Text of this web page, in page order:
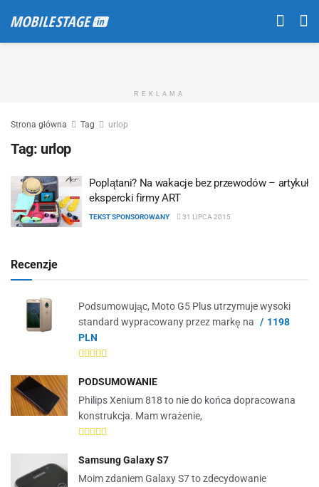
REKLAMA
Strona główna Tag urlop
Tag: urlop
Poplątani? Na wakacje bez przewodów – artykuł
ekspercki firmy ART
TEKST SPONSOROWANY 31 LIPCA 2015
Recenzje
Podsumowując, Moto G5 Plus utrzymuje wysoki
standard wypracowany przez markę na
1198
PLN
PODSUMOWANIE
Philips Xenium 818 to nie do końca dopracowana
konstrukcja. Mam wrażenie,
Samsung Galaxy S7
Moim zdaniem Galaxy S7 to zdecydowanie